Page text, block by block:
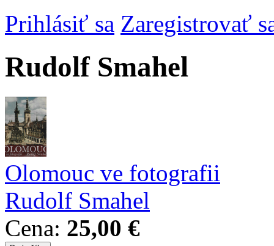
Prihlásiť sa Zaregistrovať
Rudolf Smahel
Olomouc ve fotografii
Rudolf Smahel
Cena: 25,00 €